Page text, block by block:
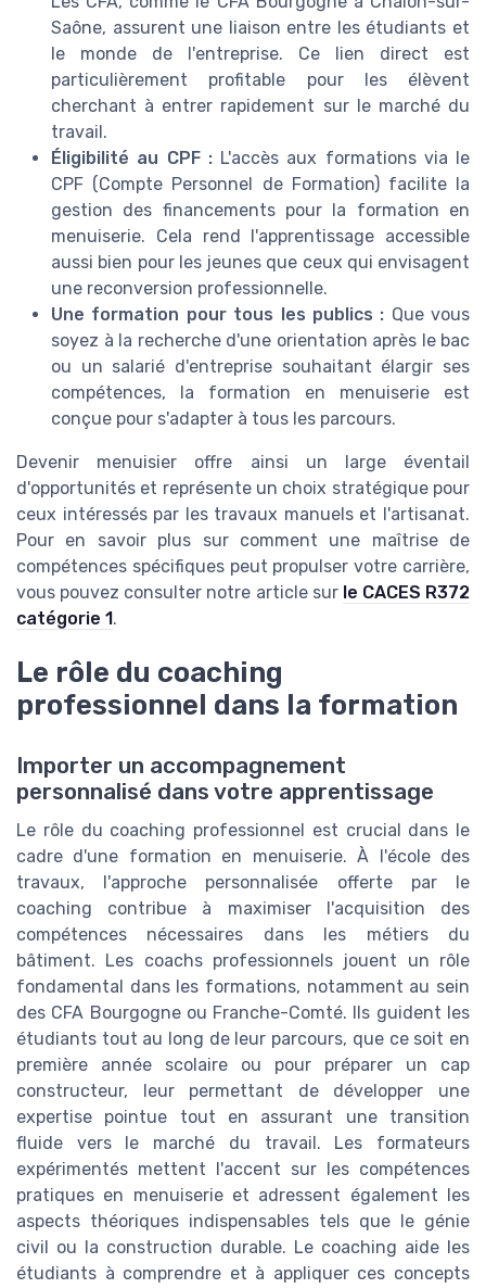
Saône, assurent une liaison entre les étudiants et
le monde de l'entreprise. Ce lien direct est
particulièrement profitable pour les élèvent
cherchant à entrer rapidement sur le marché du
travail.
Éligibilité au CPF :L'accès aux formations via le
CPF (Compte Personnel de Formation) facilite la
gestion des financements pour la formation en
menuiserie. Cela rend l'apprentissage accessible
aussi bien pour les jeunes que ceux qui envisagent
une reconversion professionnelle.
Une formation pour tous les publics : Que vous
soyez à la recherche d'une orientation après le bac
ou un salarié d'entreprise souhaitant élargir ses
compétences, la formation en menuiserie est
conçue pour s'adapter à tous les parcours.
Devenir menuisier offre ainsi un large éventail
d'opportunités et représente un choix stratégique pour
ceux intéressés par les travaux manuels et l'artisanat.
Pour en savoir plus sur comment une maîtrise de
compétences spécifiques peut propulser votre carrière,
vous pouvez consulter notre article sur le CACES R372
catégorie 1.
Le rôle du coaching
professionnel dans la formation
Importer un accompagnement
personnalisé dans votre apprentissage
Le rôle du coaching professionnel est crucial dans le
cadre d'une formation en menuiserie. À l'école des
travaux, l'approche personnalisée offerte par le
coaching contribue à maximiser l'acquisition des
compétences nécessaires dans les métiers du
bâtiment. Les coachs professionnels jouent un rôle
fondamental dans les formations, notamment au sein
des CFA Bourgogne ou Franche-Comté. Ils guident les
étudiants tout au long de leur parcours, que ce soit en
première année scolaire ou pour préparer un cap
constructeur, leur permettant de développer une
expertise pointue tout en assurant une transition
fluide vers le marché du travail. Les formateurs
expérimentés mettent l'accent sur les compétences
pratiques en menuiserie et adressent également les
aspects théoriques indispensables tels que le génie
civil ou la construction durable. Le coaching aide les
étudiants à comprendre et à appliquer ces concepts